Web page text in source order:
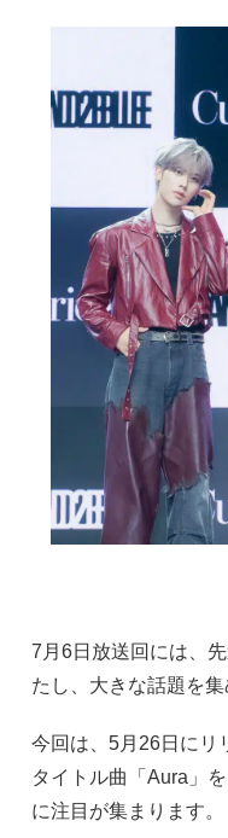
7月6日放送回には、
たし、大きな話題を
今回は、5月26日にリ
タイトル曲「Aura」
に注目が集まります。